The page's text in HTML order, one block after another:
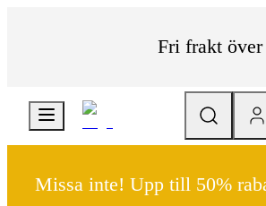
Fri frakt
Missa inte! Upp till 50%